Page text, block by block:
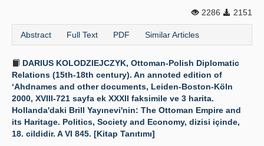
2286
2151
Abstract Full Text PDF Similar Articles
DARIUS KOLODZIEJCZYK, Ottoman-Polish Diplomatic
Relations (15th-18th century). An annoted edition of
‘Ahdnames and other documents, Leiden-Boston-Köln
2000, XVIII-721 sayfa ek XXXII faksimile ve 3 harita.
Hollanda'daki Brill Yayınevi'nin: The Ottoman Empire and
its Haritage. Politics, Society and Economy, dizisi içinde,
18. cildidir. A VI 845. [Kitap Tanıtımı]